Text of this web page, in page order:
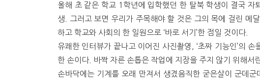
올해 초 같은 학교 1학년에 입학했던 한 탈북 학생이 결국 자
생. 그러고 보면 우리가 주목해야 할 것은 그의 목에 걸린 메
하고 학교와 사회의 한 일원으로 ‘바로 서기’한 점일 것이다.
유쾌한 인터뷰가 끝나고 이어진 사진촬영, ‘초짜 기능인’의
한 손이다. 바짝 자른 손톱은 작업에 지장을 주지 않기 위해서
손바닥에는 기계를 오래 만져서 생겼음직한 굳은살이 군데